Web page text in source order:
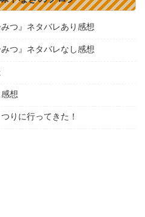
つ』ネタバレあり感想
つ』ネタバレなし感想
想
りに行ってきた！